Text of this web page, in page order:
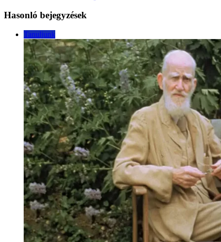
Hasonló bejegyzések
Tanuljunk